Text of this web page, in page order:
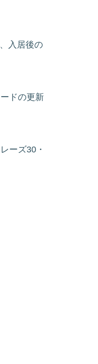
入居後の
ドの更新
ーズ30・